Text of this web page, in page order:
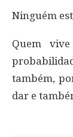
Ninguém
Quem
também,
dar e